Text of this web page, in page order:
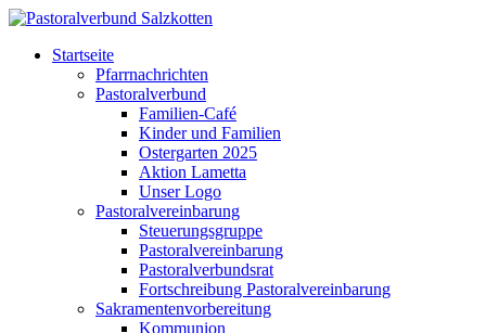
Startseite
Pfarrnachrichten
Pastoralverbund
Familien-Café
Kinder und Familien
Ostergarten 2025
Aktion Lametta
Unser Logo
Pastoralvereinbarung
Steuerungsgruppe
Pastoralvereinbarung
Pastoralverbundsrat
Fortschreibung Pastoralvereinbarung
Sakramentenvorbereitung
Kommunion